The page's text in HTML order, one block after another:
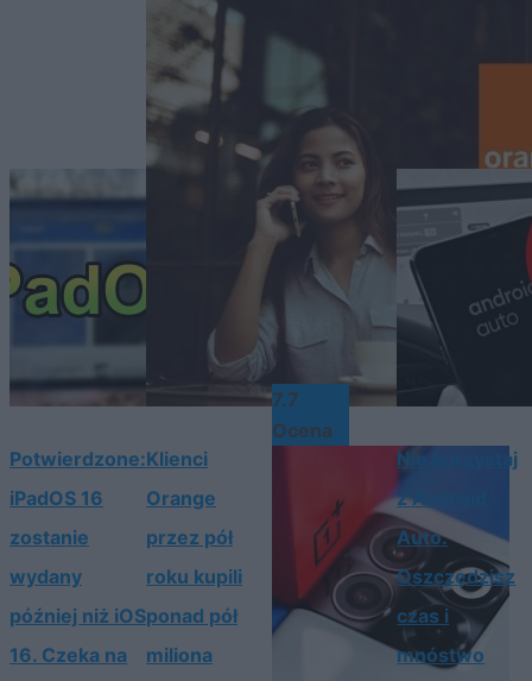
Potwierdzone:
iPadOS 16
zostanie
wydany
później niż iOS
16. Czeka na
Klienci
Orange
przez pół
roku kupili
ponad pół
miliona
7.7
Ocena
Nie korzystaj
z Android
Auto.
Oszczędzisz
czas i
mnóstwo